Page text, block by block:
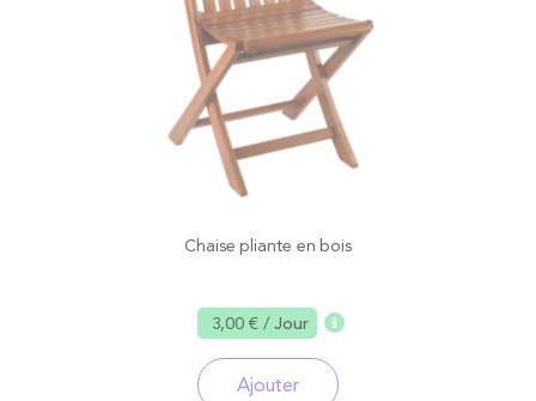
Chaise pliante en bois
3,00 €/ Jour
Ajouter